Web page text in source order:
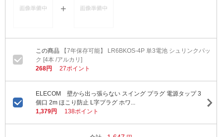
【7年保存可能】 LR6BKOS-4P 単3電池 シュリンクパッ
ク [4本 /アルカリ]
268円
27ポイント
ELECOM 壁から出っ張らない スイング プラグ 電源タップ 3
個口 2m ほこり防止 L字プラグ ホワ...
1,379円
138ポイント